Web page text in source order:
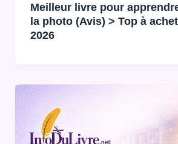
Meilleur livre pour
la photo (Avis) > Top à
2026